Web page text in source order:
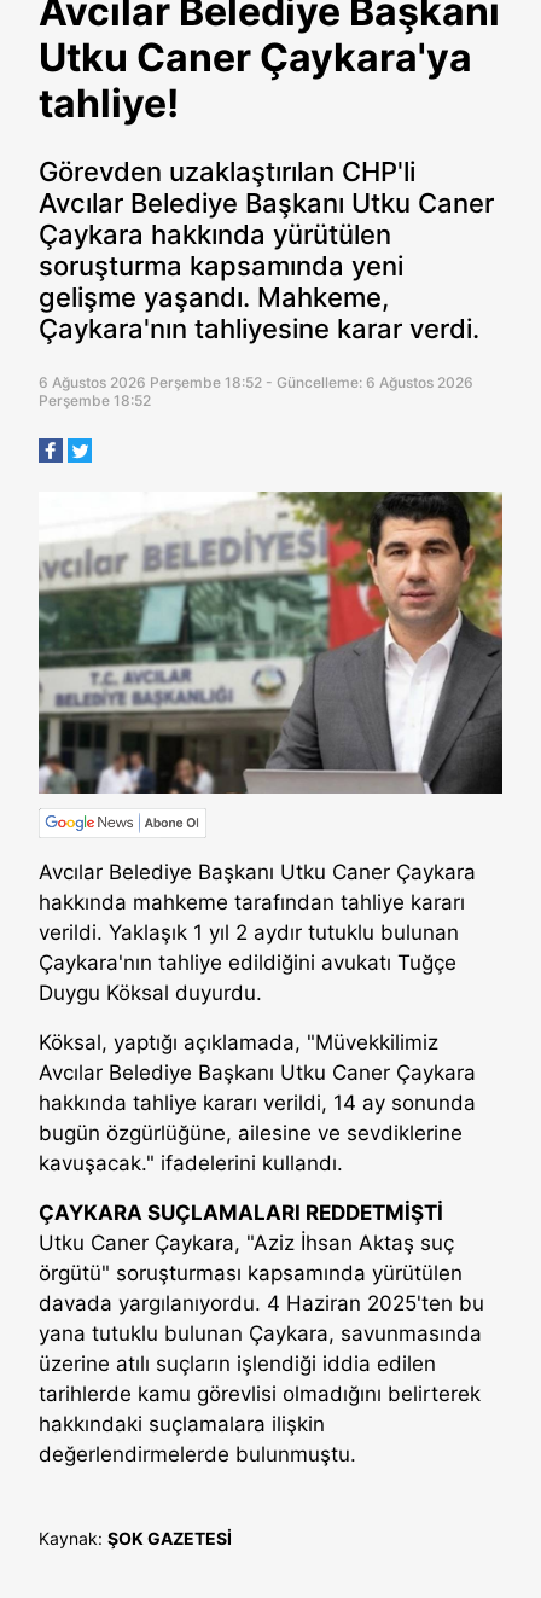
Avcılar Belediye Başkanı
Utku Caner Çaykara'ya
tahliye!
Görevden uzaklaştırılan CHP'li
Avcılar Belediye Başkanı Utku Caner
Çaykara hakkında yürütülen
soruşturma kapsamında yeni
gelişme yaşandı. Mahkeme,
Çaykara'nın tahliyesine karar verdi.
6 Ağustos 2026 Perşembe 18:52 - Güncelleme: 6 Ağustos 2026
Perşembe 18:52
Avcılar Belediye Başkanı Utku Caner Çaykara
hakkında mahkeme tarafından tahliye kararı
verildi. Yaklaşık 1 yıl 2 aydır tutuklu bulunan
Çaykara'nın tahliye edildiğini avukatı Tuğçe
Duygu Köksal duyurdu.
Köksal, yaptığı açıklamada, "Müvekkilimiz
Avcılar Belediye Başkanı Utku Caner Çaykara
hakkında tahliye kararı verildi, 14 ay sonunda
bugün özgürlüğüne, ailesine ve sevdiklerine
kavuşacak." ifadelerini kullandı.
ÇAYKARA SUÇLAMALARI REDDETMİŞTİ
Utku Caner Çaykara, "Aziz İhsan Aktaş suç
örgütü" soruşturması kapsamında yürütülen
davada yargılanıyordu. 4 Haziran 2025'ten bu
yana tutuklu bulunan Çaykara, savunmasında
üzerine atılı suçların işlendiği iddia edilen
tarihlerde kamu görevlisi olmadığını belirterek
hakkındaki suçlamalara ilişkin
değerlendirmelerde bulunmuştu.
Kaynak: ŞOK GAZETESİ